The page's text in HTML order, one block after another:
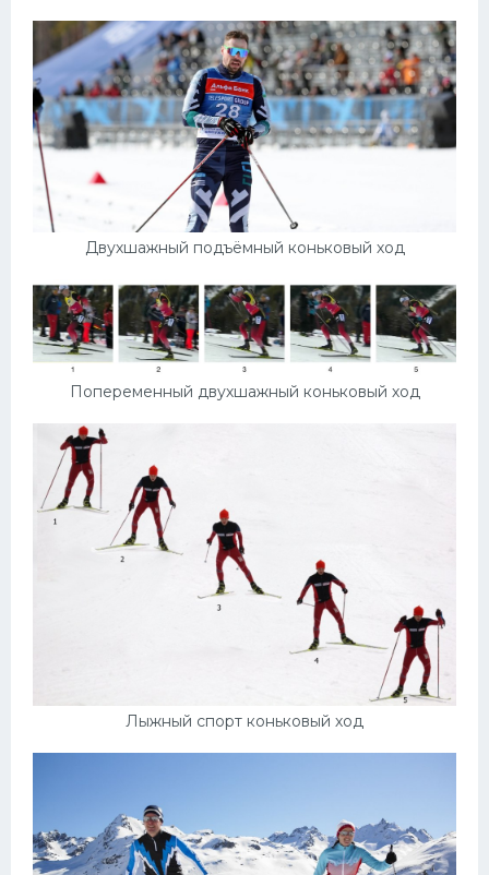
Двухшажный подъёмный коньковый ход
Попеременный двухшажный коньковый ход
Лыжный спорт коньковый ход